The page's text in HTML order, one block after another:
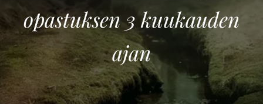
opastuksen 3 kuukauden
ajan